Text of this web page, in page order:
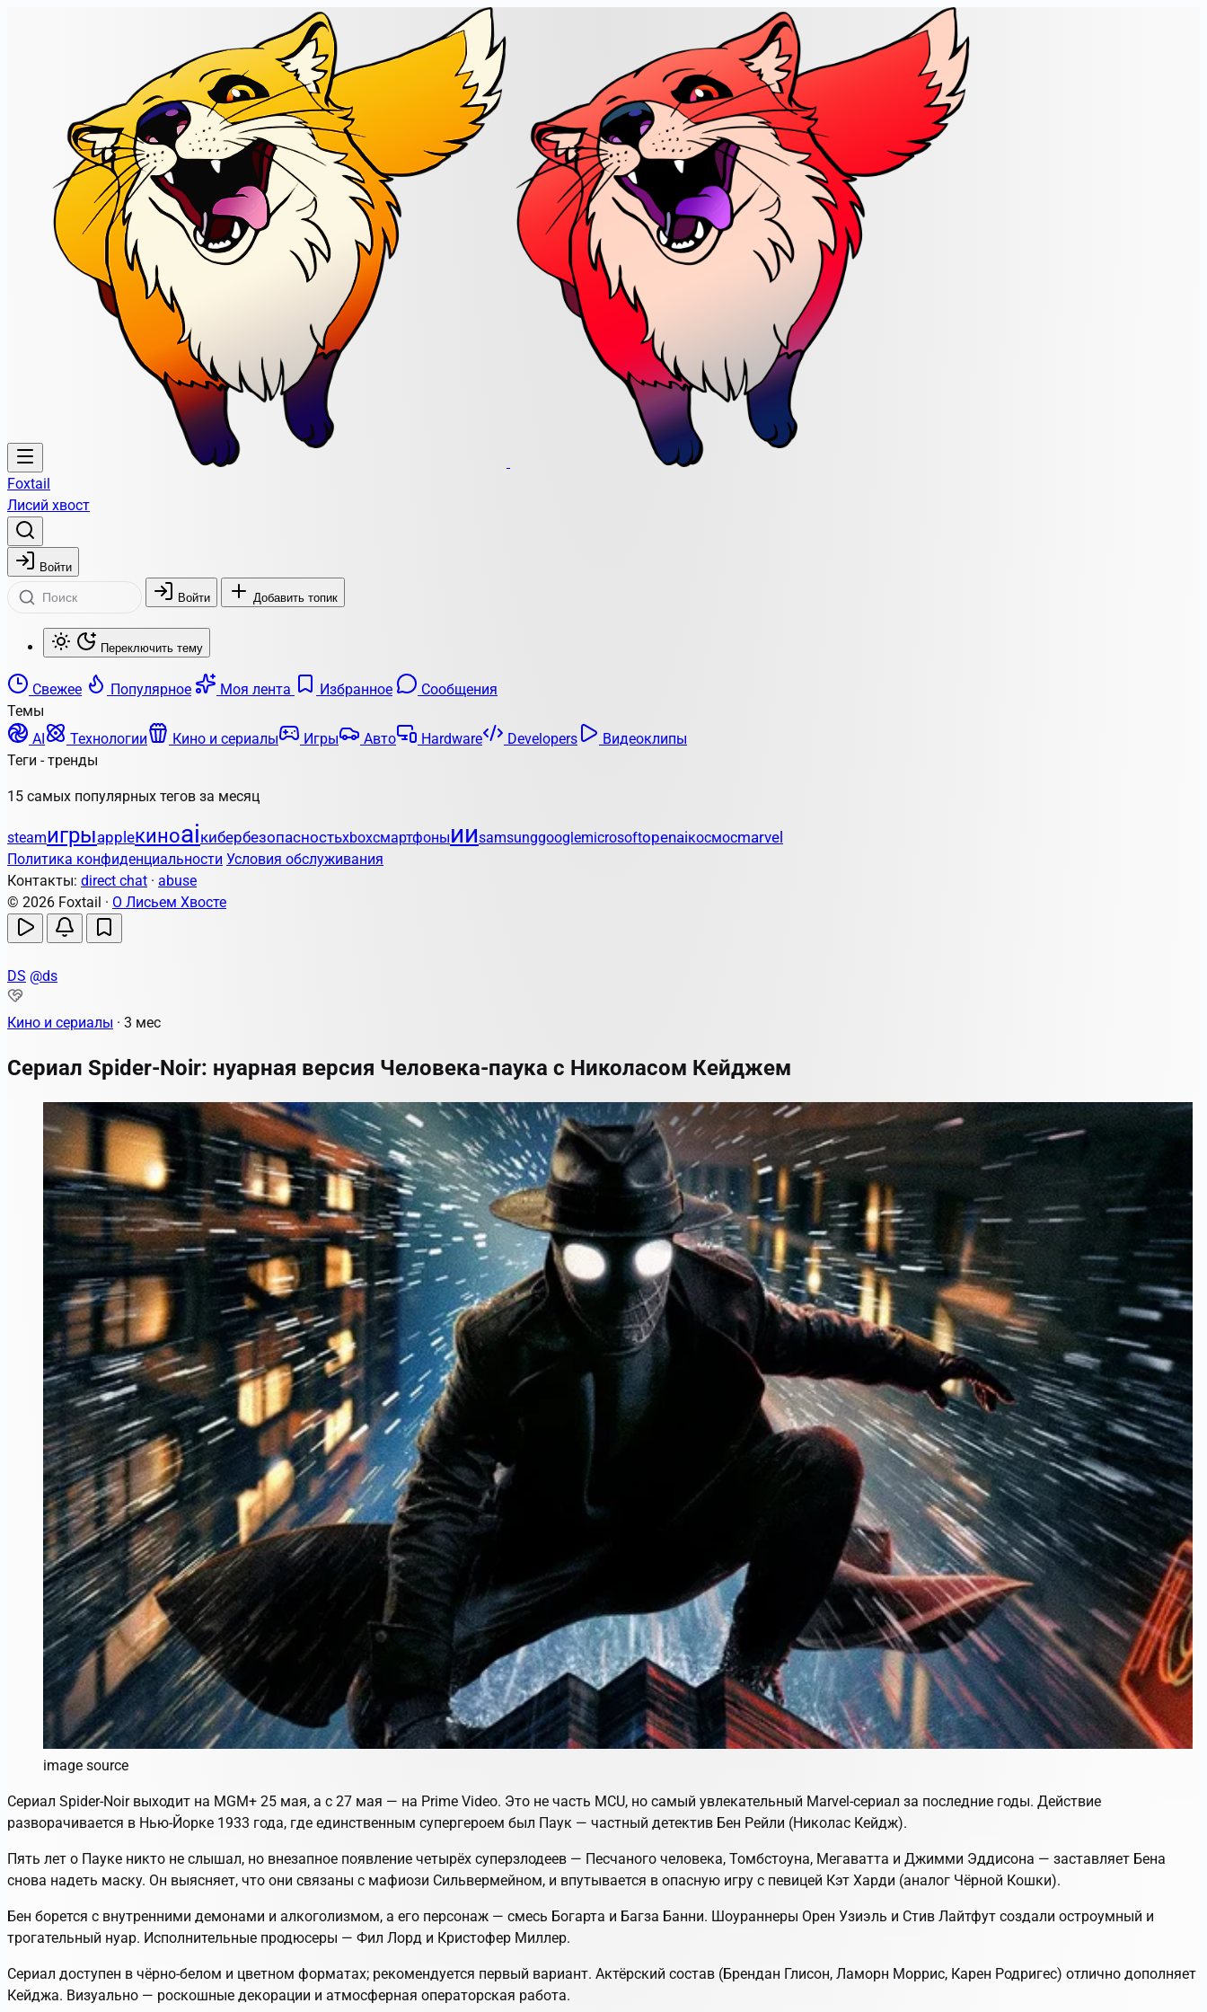
Foxtail
Лисий хвост
Войти
Войти Добавить топик
Переключить тему
Свежее Популярное Моя лента Избранное
Сообщения
Темы
AI
Технологии Кино и сериалы Игры Авто Hardware Developers
Видеоклипы
Теги - тренды
15 самых популярных тегов за месяц
steamигрыappleкиноaiкибербезопасностьxboxсмартфоныииsamsunggooglemicrosoftopenaiкосмосmarvel
Политика конфиденциальности Условия обслуживания
Контакты: direct chat · abuse
© 2026 Foxtail · О Лисьем Хвосте
DS @ds
Кино и сериалы · 3 мес
Сериал Spider-Noir: нуарная версия Человека-паука с Николасом Кейджем
image source
Сериал Spider-Noir выходит на MGM+ 25 мая, а с 27 мая — на Prime Video. Это не часть MCU, но самый увлекательный Marvel-сериал за последние годы. Действие
разворачивается в Нью-Йорке 1933 года, где единственным супергероем был Паук — частный детектив Бен Рейли (Николас Кейдж).
Пять лет о Пауке никто не слышал, но внезапное появление четырёх суперзлодеев — Песчаного человека, Томбстоуна, Мегаватта и Джимми Эддисона — заставляет Бена
снова надеть маску. Он выясняет, что они связаны с мафиози Сильвермейном, и впутывается в опасную игру с певицей Кэт Харди (аналог Чёрной Кошки).
Бен борется с внутренними демонами и алкоголизмом, а его персонаж — смесь Богарта и Багза Банни. Шоураннеры Орен Узиэль и Стив Лайтфут создали остроумный и
трогательный нуар. Исполнительные продюсеры — Фил Лорд и Кристофер Миллер.
Сериал доступен в чёрно-белом и цветном форматах; рекомендуется первый вариант. Актёрский состав (Брендан Глисон, Ламорн Моррис, Карен Родригес) отлично дополняет
Кейджа. Визуально — роскошные декорации и атмосферная операторская работа.